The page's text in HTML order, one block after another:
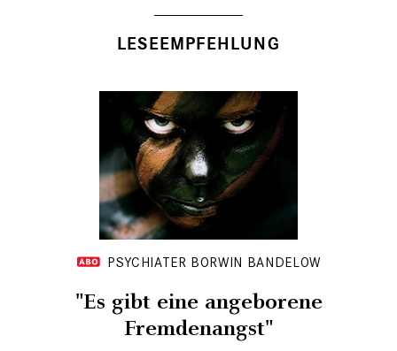
LESEEMPFEHLUNG
PSYCHIATER BORWIN BANDELOW
"Es gibt eine angeborene
Fremdenangst"